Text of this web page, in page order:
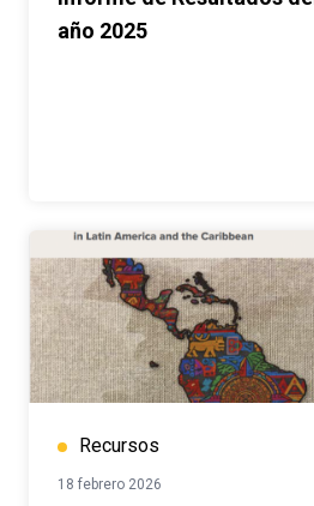
año 2025
Recursos
18 febrero 2026